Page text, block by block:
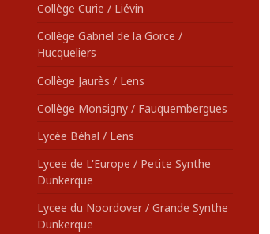
Collège Curie / Liévin
Collège Gabriel de la Gorce /
Hucqueliers
Collège Jaurès / Lens
Collège Monsigny / Fauquembergues
Lycée Béhal / Lens
Lycee de L'Europe / Petite Synthe
Dunkerque
Lycee du Noordover / Grande Synthe
Dunkerque